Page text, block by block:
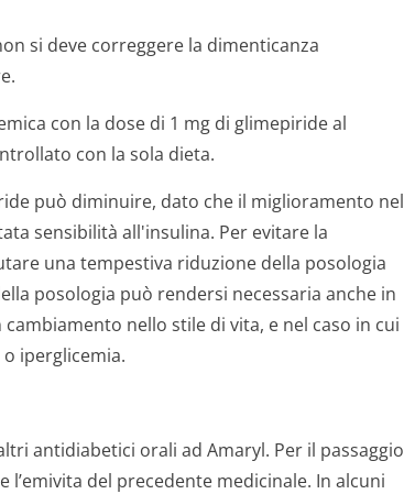
si deve correggere la dimenticanza
con la dose di 1 mg di glimepiride al
con la sola dieta.
può diminuire, dato che il miglioramento nel
sensibilità all'insulina. Per evitare la
una tempestiva riduzione della posologia
posologia può rendersi necessaria anche in
nello stile di vita, e nel caso in cui
iperglicemia.
antidiabetici orali ad Amaryl. Per il passaggio
l’emivita del precedente medicinale. In alcuni